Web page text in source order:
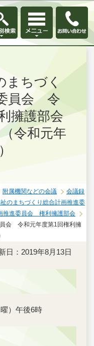
へ移動
まちづく
員会 令
擁護部会
令和元年
附属機関などの会議
会議録
のまちづくり総合計画推進委
推進委員会 権利擁護部会
会 令和元年度第1回権利擁
日：2019年8月13日
）午後6時